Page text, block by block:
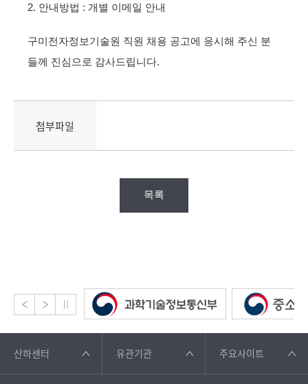
2. 안내방법 : 개별 이메일 안내
구미전자정보기술원 직원 채용 공고에 응시해 주신 분
들께 진심으로 감사드립니다.
첨부파일
목록
산하센터 유관기관 주요사이트